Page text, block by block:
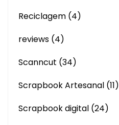
Reciclagem (4)
reviews (4)
Scanncut (34)
Scrapbook Artesanal (11)
Scrapbook digital (24)